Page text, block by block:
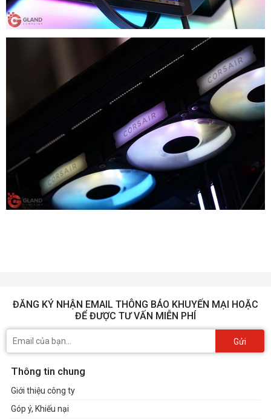
ĐĂNG KÝ NHẬN EMAIL THÔNG BÁO KHUYẾN MẠI HOẶC
ĐỂ ĐƯỢC TƯ VẤN MIỄN PHÍ
Gửi
Thông tin chung
Giới thiệu công ty
Góp ý, Khiếu nại